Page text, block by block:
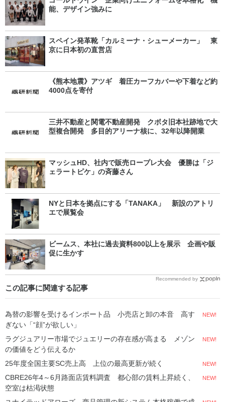
能、デザイン強みに
スペイン発革靴「カルミーナ・シューメーカー」 東
京に日本初の直営店
《熊本地震》アツギ 着圧カーフカバーや下着など約
4000点を寄付
三井不動産と関電不動産開発 クボタ旧本社跡地で大
型複合開発 多目的アリーナ核に、32年以降開業
マッシュHD、社内で販売ロープレ大会 優勝は「ジ
ェラートピケ」の斉藤さん
NYと日本を拠点にする「TANAKA」 新設のアトリ
エで展覧会
ビームス、本社に過去資料800以上を展示 企画や販
促に生かす
Recommended by
この記事に関連する記事
為替の影響を受けるインポート品 小売店と卸の本音 高す
ぎない「“顔”が欲しい」
NEW!
ラグジュアリー市場でジュエリーの存在感が高まる メゾン
の価値をどう伝えるか
NEW!
25年度全国主要SC売上高 上位の最高更新が続く NEW!
CBRE26年4～6月路面店賃料調査 都心部の賃料上昇続く、
空室は枯渇状態
NEW!